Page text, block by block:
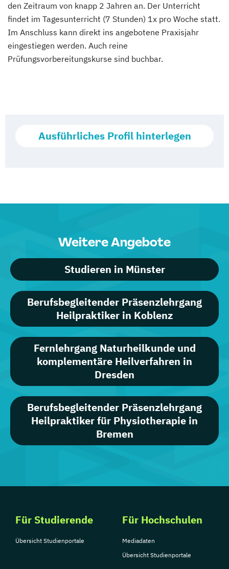
den Zeitraum von knapp 2 Jahren an. Der Unterricht
findet im Tagesunterricht (7 Stunden) 1x pro Woche statt.
Im Anschluss kann direkt ins angebotene Praxisjahr
eingestiegen werden. Auch reine
Prüfungsvorbereitungskurse sind buchbar.
Ausführliches Profil hinterlegen
Weitere Angebote
Studieren in Münster
Berufsbegleitender Präsenzlehrgang
Heilpraktiker in Koblenz
Fernlehrgang Naturheilkunde und
komplementäre Heilverfahren in
Dresden
Berufsbegleitender Präsenzlehrgang
Heilpraktiker für Physiotherapie in
Bremen
Für Studierende
Übersicht Studienportale
Für Hochschulen
Mediadaten
Übersicht Studienportale